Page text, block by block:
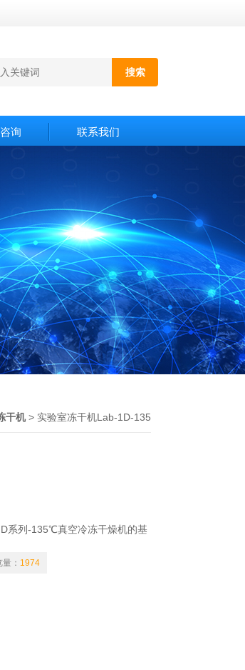
询 联系我们
干机> 实验室冻干机Lab-1D-135
系列-135℃真空冷冻干燥机的基
以检测样品温度，具有一键除霜
： 1974